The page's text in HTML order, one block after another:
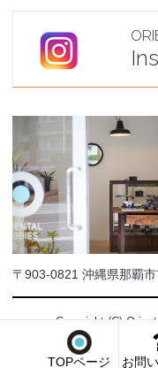
TOPページ お問
〒903-0821 沖縄県那覇
Copyright (C)